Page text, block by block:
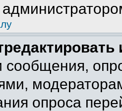
сообщения,
опроса